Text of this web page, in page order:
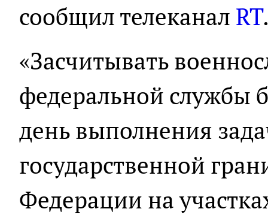
сообщил телеканал RT
«Засчитывать
федеральной службы
день выполнения
государственной
Федерации на